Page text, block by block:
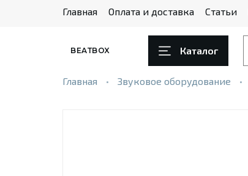
Главная Оплата и доставка Статьи
BEATBOX Каталог
Главная Звуковое оборудование